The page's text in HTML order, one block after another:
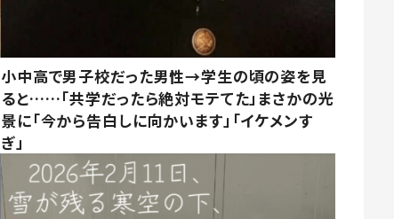
小中高で男子校だった男性→学生の頃の姿を見
ると……「共学だったら絶対モテてた」まさかの光
景に「今から告白しに向かいます」「イケメンす
ぎ」